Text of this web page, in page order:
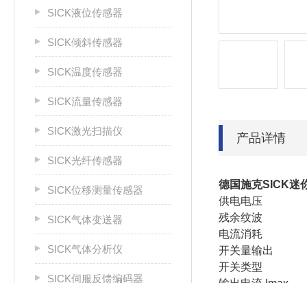
SICK液位传感器
SICK倾斜传感器
SICK温度传感器
SICK流量传感器
SICK激光扫描仪
SICK光纤传感器
SICK位移测量传感器
SICK气体变送器
SICK气体分析仪
SICK伺服反馈编码器
产品详情
德国施克SICK迷
供电电压
残余纹波
电流消耗
开关量输出
开关类型